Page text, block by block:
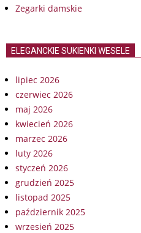
Zegarki damskie
ELEGANCKIE SUKIENKI WESELE
lipiec 2026
czerwiec 2026
maj 2026
kwiecień 2026
marzec 2026
luty 2026
styczeń 2026
grudzień 2025
listopad 2025
październik 2025
wrzesień 2025